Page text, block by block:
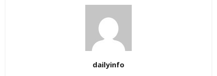
dailyinfo